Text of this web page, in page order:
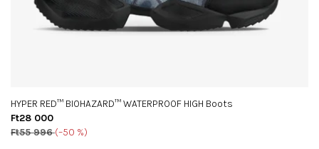
HYPER RED™ BIOHAZARD™ WATERPROOF HIGH Boots
Ft28 000
Ft55 996 (–50 %)